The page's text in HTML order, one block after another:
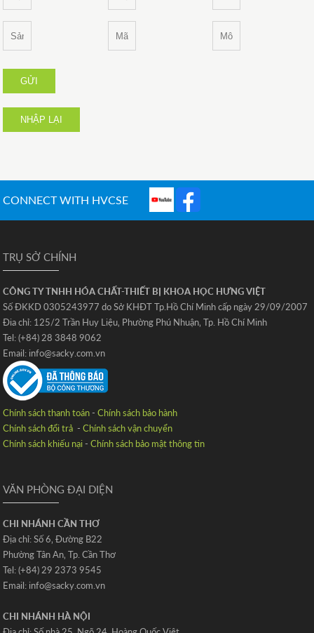
GỬI
NHẬP LẠI
CONNECT WITH HVCSE
TRỤ SỞ CHÍNH
CÔNG TY TNHH HÓA CHẤT-THIẾT BỊ KHOA HỌC HƯNG VIỆT
Số ĐKKD 0305243977 do Sở KHĐT Tp.Hồ Chí Minh cấp ngày 29/09/2007
Đia chỉ: 125/2 Trần Huy Liệu‚ Phường Phú Nhuận‚ Tp. Hồ Chí Minh
Tel: (+84) 28 3848 9062
Email: info@sacky.com.vn
Chính sách thanh toán-Chính sách bảo hành
Chính sách đổi trả -Chính sách vận chuyển
Chính sách khiếu nại-Chính sách bảo mật thông tin
VĂN PHÒNG ĐẠI DIỆN
CHI NHÁNH CẦN THƠ
Địa chỉ: Số 6‚ Đường B22
Phường Tân An‚ Tp. Cần Thơ
Tel: (+84) 29 2373 9545
Email: info@sacky.com.vn
CHI NHÁNH HÀ NỘI